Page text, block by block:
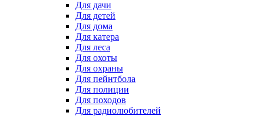
Для дачи
Для детей
Для дома
Для катера
Для леса
Для охоты
Для охраны
Для пейнтбола
Для полиции
Для походов
Для радиолюбителей